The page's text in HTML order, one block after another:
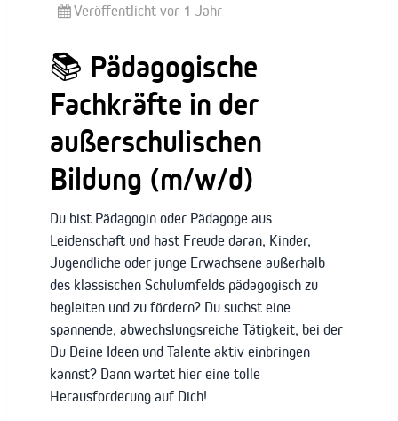
Veröffentlicht vor 1 Jahr
📚 Pädagogische
Fachkräfte in der
außerschulischen
Bildung (m/w/d)
Du bist Pädagogin oder Pädagoge aus
Leidenschaft und hast Freude daran, Kinder,
Jugendliche oder junge Erwachsene außerhalb
des klassischen Schulumfelds pädagogisch zu
begleiten und zu fördern? Du suchst eine
spannende, abwechslungsreiche Tätigkeit, bei der
Du Deine Ideen und Talente aktiv einbringen
kannst? Dann wartet hier eine tolle
Herausforderung auf Dich!